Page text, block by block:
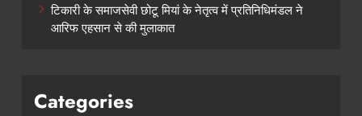
टिकारी के समाजसेवी छोटू मियां के नेतृत्व में प्रतिनिधिमंडल ने
आरिफ एहसान से की मुलाकात
Categories